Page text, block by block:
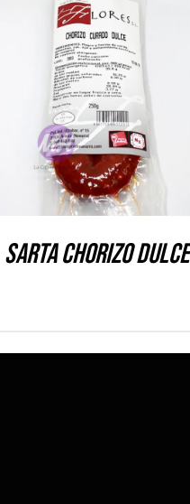
DETALLES
Sarta Chorizo Dulce